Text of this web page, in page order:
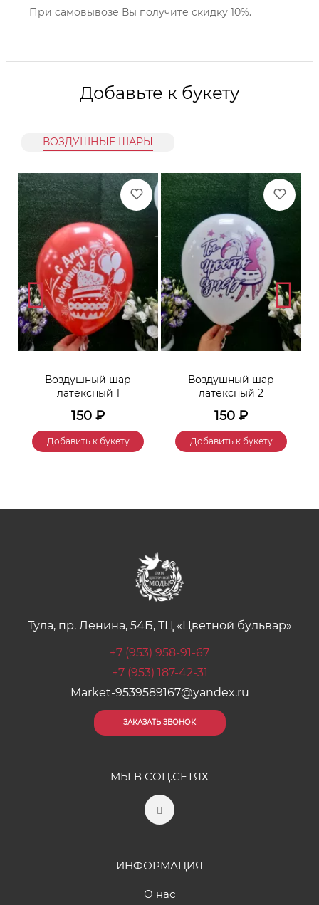
При самовывозе Вы получите скидку 10%.
Добавьте к букету
ВОЗДУШНЫЕ ШАРЫ
Воздушный шар
латексный 1
150 ₽
Добавить к букету
Воздушный шар
латексный 2
150 ₽
Добавить к букету
Тула, пр. Ленина, 54Б, ТЦ «Цветной бульвар»
+7 (953) 958-91-67
+7 (953) 187-42-31
Market-9539589167@yandex.ru
ЗАКАЗАТЬ ЗВОНОК
МЫ В СОЦ.СЕТЯХ
ИНФОРМАЦИЯ
О нас